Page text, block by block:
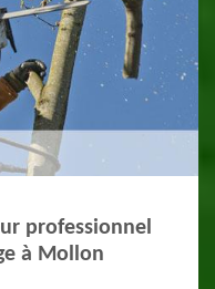
professionnel
à Mollon